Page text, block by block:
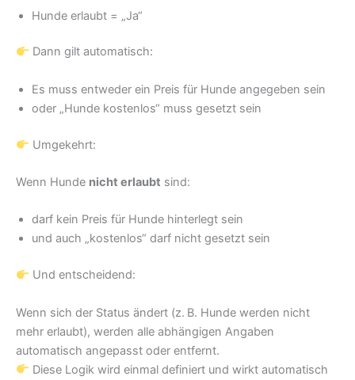
Hunde erlaubt = „Ja“
Dann gilt automatisch:
Es muss entweder ein Preis für Hunde angegeben sein
oder „Hunde kostenlos“ muss gesetzt sein
Umgekehrt:
Wenn Hunde nicht erlaubt sind:
darf kein Preis für Hunde hinterlegt sein
und auch „kostenlos“ darf nicht gesetzt sein
Und entscheidend:
Wenn sich der Status ändert (z. B. Hunde werden nicht
mehr erlaubt), werden alle abhängigen Angaben
automatisch angepasst oder entfernt.
Diese Logik wird einmal definiert und wirkt automatisch